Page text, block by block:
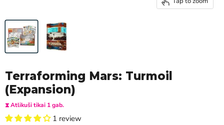
Terraforming Mars: Turmoil
(Expansion)
⧗ Atlikuši tikai 1 gab.
1 review